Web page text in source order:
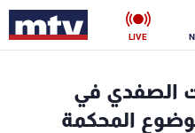
LIVE
الصفدي في
المحكمة